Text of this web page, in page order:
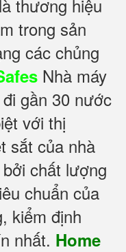
là thương hiệu
trong sản
các chủng
Nhà máy
gần 30 nước
với thị
sắt của nhà
chất lượng
chuẩn của
kiểm định
nhất. Home